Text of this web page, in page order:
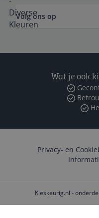
Volg ons op
Wat je ook
Privacy- en
Kieskeurig.nl -